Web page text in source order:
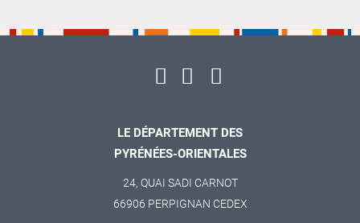
LE DÉPARTEMENT DES
PYRÉNÉES-ORIENTALES
24, QUAI SADI CARNOT
66906 PERPIGNAN CEDEX